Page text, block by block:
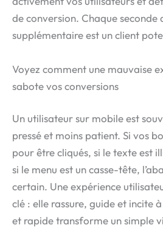
de conversion. Chaque seconde
supplémentaire est un client
Voyez comment une mauvaise
sabote vos conversions
Un utilisateur sur mobile est
pressé et moins patient. Si vos
pour être cliqués, si le texte est
si le menu est un casse-tête,
certain. Une expérience
clé : elle rassure, guide et incite
et rapide transforme un simple